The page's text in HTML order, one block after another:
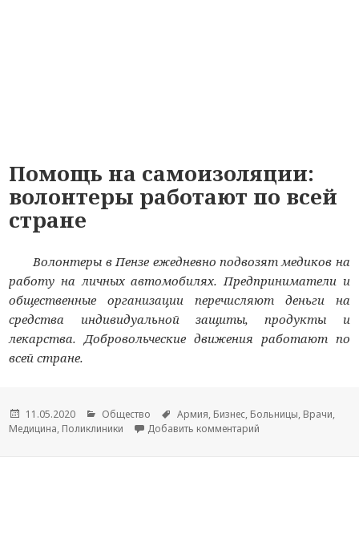
Помощь на самоизоляции:
волонтеры работают по всей
стране
Волонтеры в Пензе ежедневно подвозят медиков на
работу на личных автомобилях. Предприниматели и
общественные организации перечисляют деньги на
средства индивидуальной защиты, продукты и
лекарства. Добровольческие движения работают по
всей стране.
Опубликовано
11.05.2020 Рубрики
Общество Метки
Армия, Бизнес, Больницы, Врачи,
Медицина, Поликлиники Добавить комментарий